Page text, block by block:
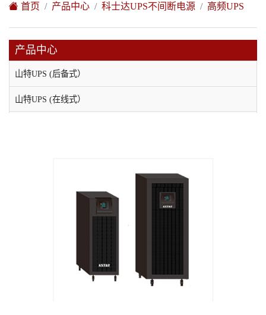
首页 产品中心 科士达UPS不间断电源 高频UPS
产品中心
山特UPS (后备式）
山特UPS (在线式）